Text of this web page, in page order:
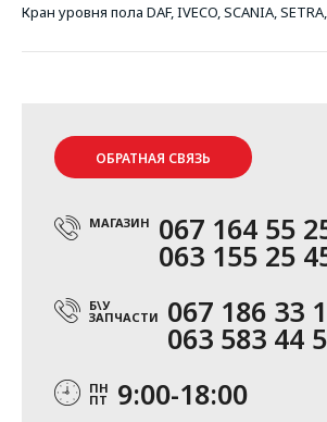
Кран уровня пола DAF, IVECO, SCANIA,
ОБРАТНАЯ СВЯЗЬ
МАГАЗИН 067 164 55
063 155 25
Б\У
ЗАПЧАСТИ 067 186 33
063 583 44
ПН
ПТ 9:00-18:00